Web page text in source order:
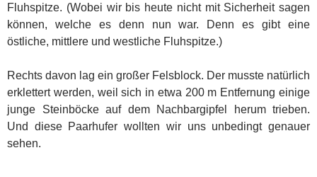
Fluhspitze. (Wobei wir bis heute nicht mit Sicherheit sagen
können, welche es denn nun war. Denn es gibt eine
östliche, mittlere und westliche Fluhspitze.)
Rechts davon lag ein großer Felsblock. Der musste natürlich
erklettert werden, weil sich in etwa 200 m Entfernung einige
junge Steinböcke auf dem Nachbargipfel herum trieben.
Und diese Paarhufer wollten wir uns unbedingt genauer
sehen.